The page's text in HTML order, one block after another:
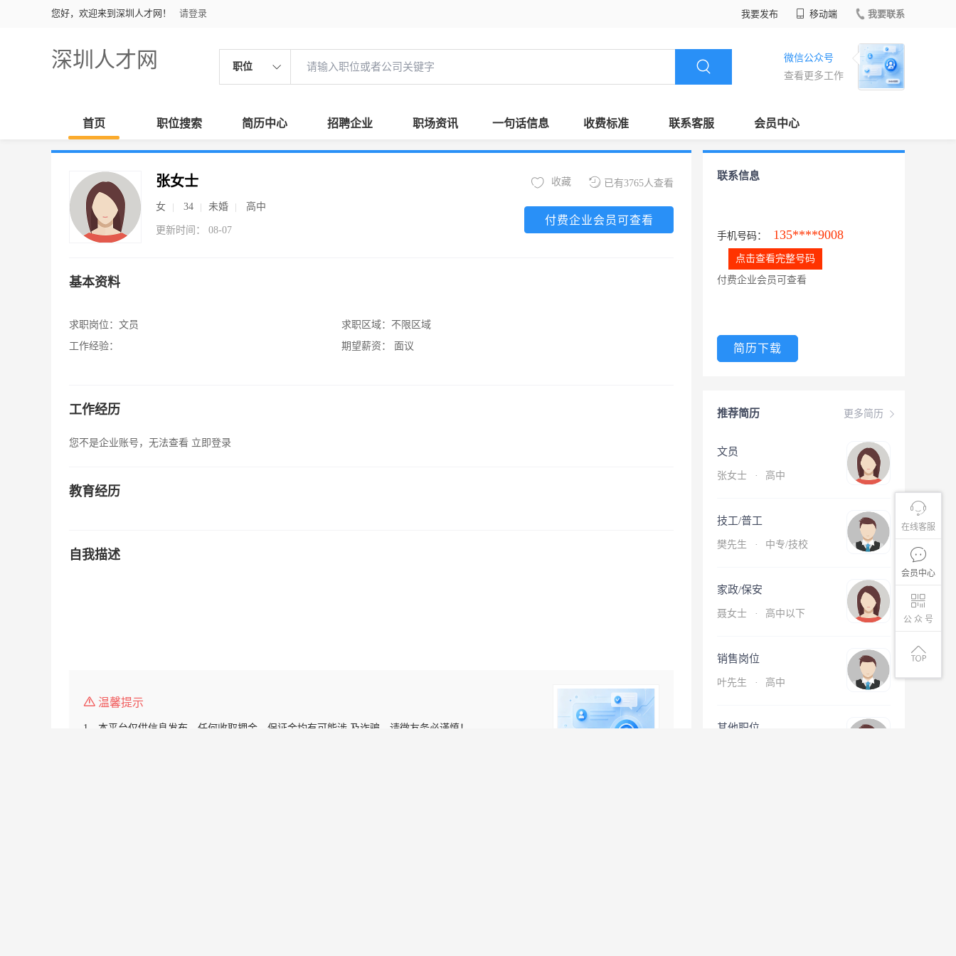
您好，欢迎来到深圳人才网！ 请登录 我要发布 移动端 我要联系
深圳人才网 职位
微信公众号
查看更多工作
首页 职位搜索 简历中心 招聘企业 职场资讯 一句话信息 收费标准 联系客服 会员中心
在线客服
会员中心
公 众 号
张女士
女 34 未婚 高中
更新时间： 08-07
已有3765人查看
收藏
付费企业会员可查看
基本资料
求职岗位： 文员
工作经验：
求职区域： 不限区域
期望薪资：
面议
工作经历
您不是企业账号，无法查看 立即登录
教育经历
自我描述
温馨提示
1、本平台仅供信息发布，任何收取押金、保证金均有可能涉 及诈骗，请微友务必谨慎！
联系信息
手机号码： 135****9008
点击查看完整号码
付费企业会员可查看
简历下载
更多简历
推荐简历
文员
张女士 · 高中
技工/普工
樊先生 · 中专/技校
家政/保安
聂女士 · 高中以下
销售岗位
叶先生 · 高中
其他职位